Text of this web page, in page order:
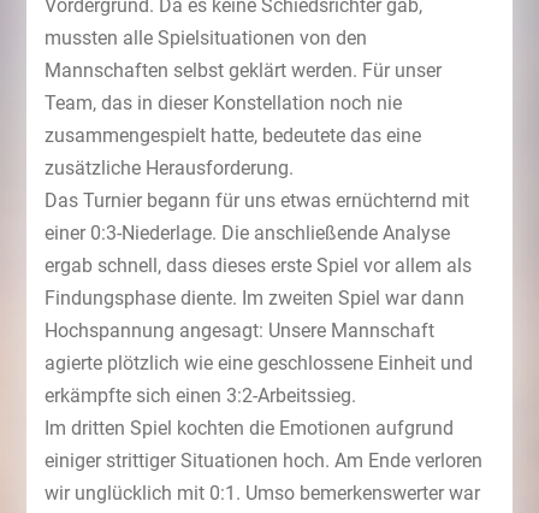
Vordergrund. Da es keine Schiedsrichter gab,
mussten alle Spielsituationen von den
Mannschaften selbst geklärt werden. Für unser
Team, das in dieser Konstellation noch nie
zusammengespielt hatte, bedeutete das eine
zusätzliche Herausforderung.
Das Turnier begann für uns etwas ernüchternd mit
einer 0:3-Niederlage. Die anschließende Analyse
ergab schnell, dass dieses erste Spiel vor allem als
Findungsphase diente. Im zweiten Spiel war dann
Hochspannung angesagt: Unsere Mannschaft
agierte plötzlich wie eine geschlossene Einheit und
erkämpfte sich einen 3:2-Arbeitssieg.
Im dritten Spiel kochten die Emotionen aufgrund
einiger strittiger Situationen hoch. Am Ende verloren
wir unglücklich mit 0:1. Umso bemerkenswerter war